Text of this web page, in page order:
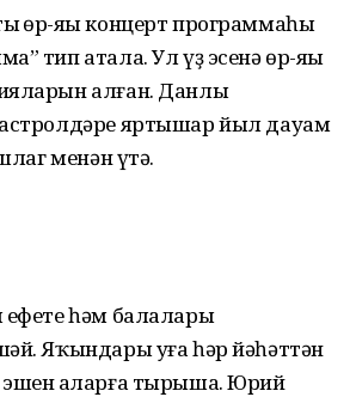
өр-яңы концерт программаһы
тип атала. Ул үҙ эсенә өр-яңы
алған. Данлы
яртышар йыл дауам
менән үтә.
ефете һәм балалары
Яҡын­дары уға һәр йәһәттән
аңларға тырыша. Юрий